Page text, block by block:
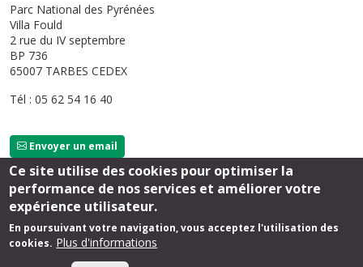
Parc National des Pyrénées
Villa Fould
2 rue du IV septembre
BP 736
65007 TARBES CEDEX
Tél : 05 62 54 16 40
Envoyer un email
Suivez-nous
Ce site utilise des cookies pour optimiser la
performance de nos services et améliorer votre
expérience utilisateur.
En poursuivant votre navigation, vous acceptez l'utilisation des
cookies. Plus d'informations